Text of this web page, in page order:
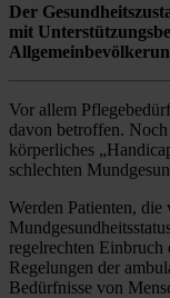
Der
mit
Vor allem
davon betroffen.
körperliches
schlechten
Werden Patienten, die
regelrechten
Regelungen der
Bedürfnisse von